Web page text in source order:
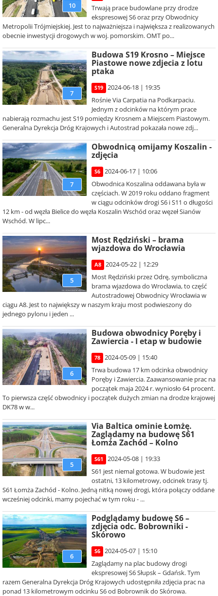
10
Trwają prace budowlane przy drodze
ekspresowej S6 oraz przy Obwodnicy
Metropolii Trójmiejskiej. Jest to najważniejsza i największa z realizowanych
obecnie inwestycji drogowych w woj. pomorskim. OMT po...
7
Budowa S19 Krosno – Miejsce
Piastowe nowe zdjecia z lotu
ptaka
S19
2024-06-18 | 19:35
Rośnie Via Carpatia na Podkarpaciu.
Jednym z odcinków na którym prace
nabierają rozmachu jest S19 pomiędzy Krosnem a Miejscem Piastowym.
Generalna Dyrekcja Dróg Krajowych i Autostrad pokazała nowe zdj...
7
Obwodnicą omijamy Koszalin -
zdjęcia
S6
2024-06-17 | 10:06
Obwodnica Koszalina oddawana była w
częściach. W 2019 roku oddano fragment
w ciągu odcinków drogi S6 i S11 o długości
12 km - od węzła Bielice do węzła Koszalin Wschód oraz węzeł Sianów
Wschód. W lipc...
5
Most Rędziński – brama
wjazdowa do Wrocławia
A8
2024-05-22 | 12:29
Most Rędziński przez Odrę, symboliczna
brama wjazdowa do Wrocławia, to część
Autostradowej Obwodnicy Wrocławia w
ciągu A8. Jest to największy w naszym kraju most podwieszony do
jednego pylonu i jeden ...
6
Budowa obwodnicy Poręby i
Zawiercia - I etap w budowie
78
2024-05-09 | 15:40
Trwa budowa 17 km odcinka obwodnicy
Poręby i Zawiercia. Zaawansowanie prac na
początek maja 2024 r. wyniosło 64 procent.
To pierwsza część obwodnicy i początek dużych zmian na drodze krajowej
DK78 w w...
5
Via Baltica ominie Łomżę.
Zaglądamy na budowę S61
Łomża Zachód – Kolno
S61
2024-05-08 | 19:33
S61 jest niemal gotowa. W budowie jest
ostatni, 13 kilometrowy, odcinek trasy tj.
S61 Łomża Zachód - Kolno. Jedną nitką nowej drogi, która połączy oddane
wcześniej odcinki, mamy pojechać w tym roku - ...
6
Podglądamy budowę S6 –
zdjęcia odc. Bobrowniki -
Skórowo
S6
2024-05-07 | 15:10
Zaglądamy na plac budowy drogi
ekspresowej S6 Słupsk – Gdańsk. Tym
razem Generalna Dyrekcja Dróg Krajowych udostępniła zdjęcia prac na
ponad 13 kilometrowym odcinku S6 od Bobrownik do Skórowa.